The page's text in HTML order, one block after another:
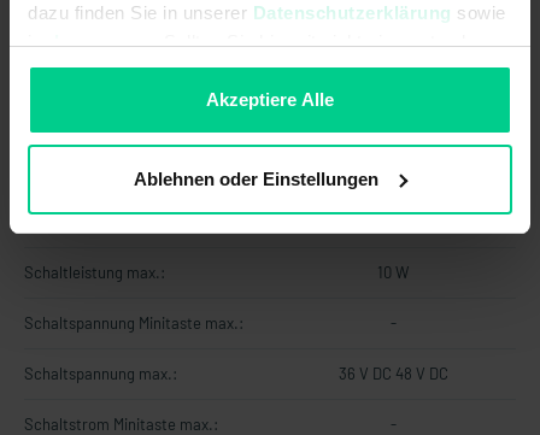
dazu finden Sie in unserer Datenschutzerklärung sowie
imImpressum. Sollten Sie hiermit nicht einverstanden
sein, können Sie die Verwendung von Cookies hier
Akzeptiere Alle
Ablehnen oder Einstellungen
Kontaktart: Schließer
Kontaktart Minitaste: -
Schaltleistung Minitaste max.:
Schaltleistung max.: 10 W
Schaltspannung Minitaste max.: -
Schaltspannung max.: 36 V DC 48 V DC
Schaltstrom Minitaste max.: -